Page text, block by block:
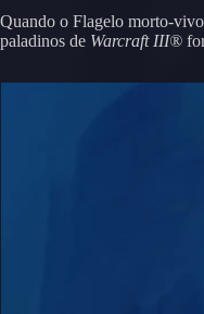
Quando o Flagelo morto-
paladinos de Warcraft III®